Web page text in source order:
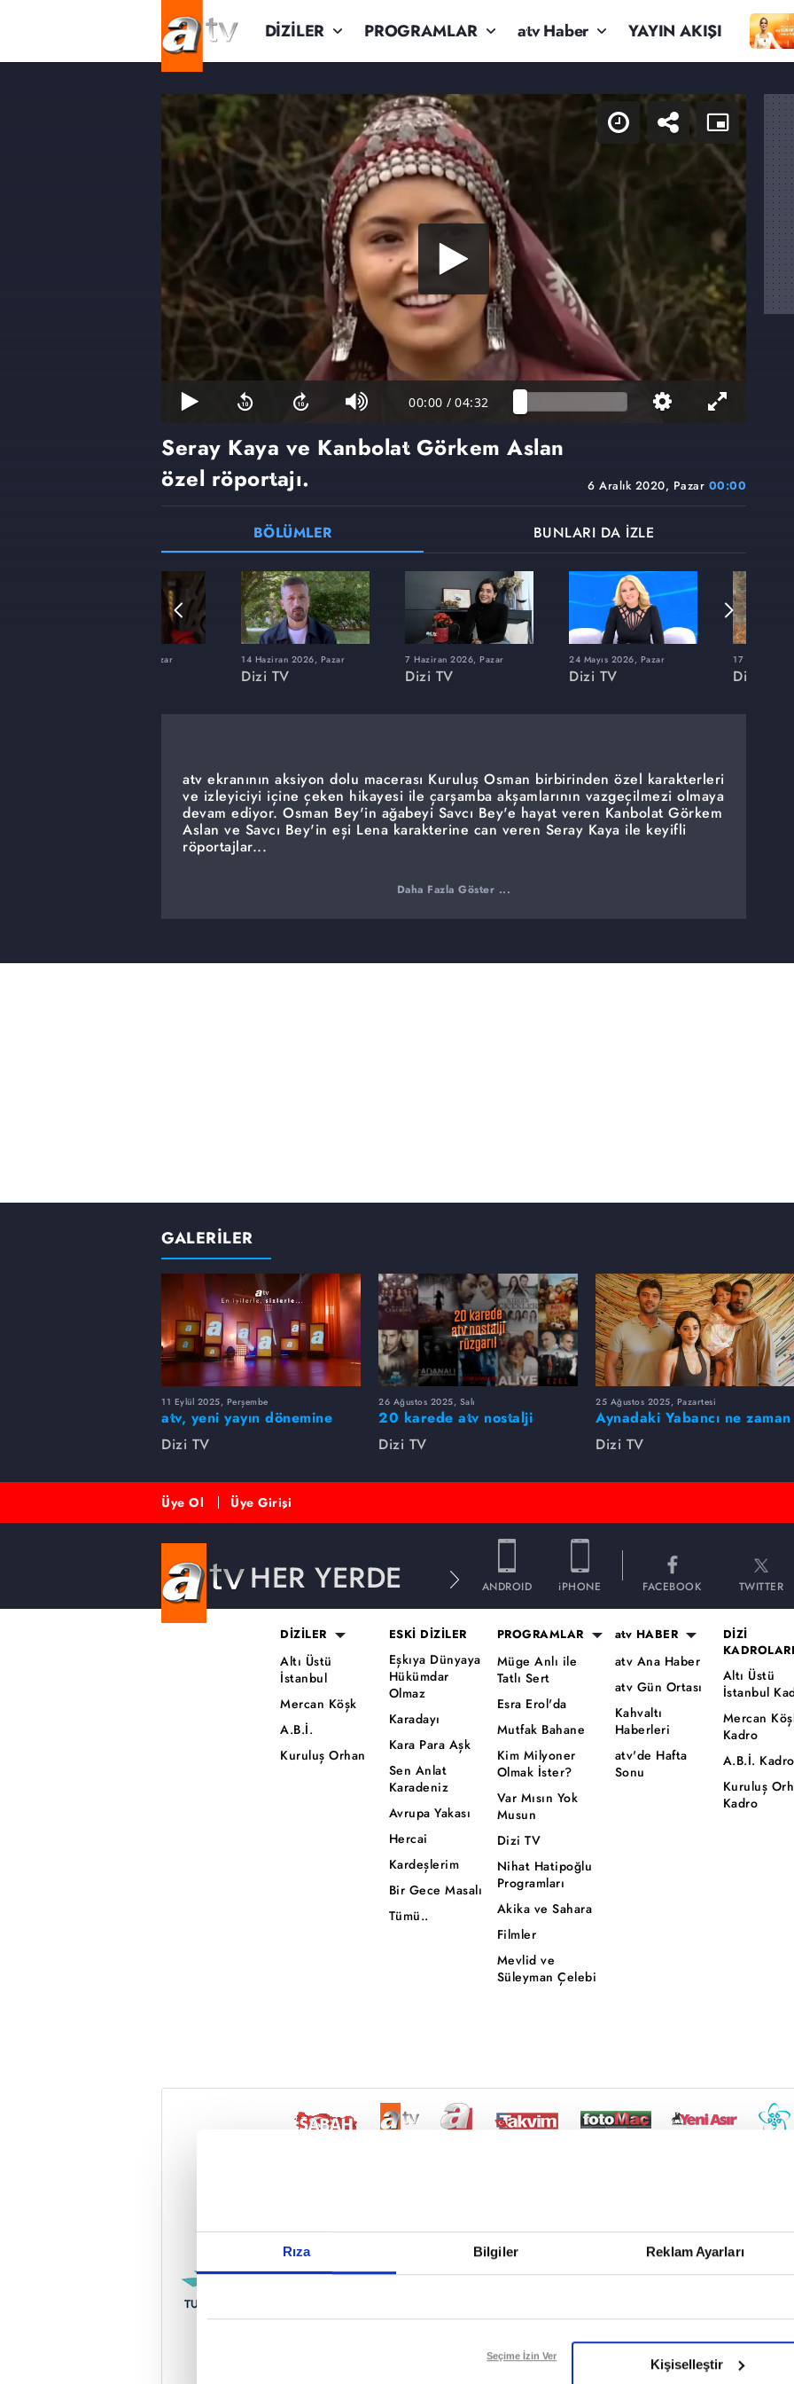
Rıza Bilgiler Reklam Ayarları
Reddet
Seçime İzin Ver
Kişiselleştir
DİZİLER PROGRAMLAR atv Haber YAYIN AKIŞI
00:00 / 04:32
6 Aralık 2020, Pazar 00:00
Seray Kaya ve Kanbolat Görkem Aslan
özel röportajı.
BÖLÜMLER BUNLARI DA İZLE
22 Şubat 2026, Pazar 14 Haziran 2026, Pazar
Dizi TV
7 Haziran 2026, Pazar
Dizi TV
24 Mayıs 2026, Pazar
Dizi TV
17 Mayıs
Dizi TV
atv ekranının aksiyon dolu macerası Kuruluş Osman birbirinden özel karakterleri
ve izleyiciyi içine çeken hikayesi ile çarşamba akşamlarının vazgeçilmezi olmaya
devam ediyor. Osman Bey'in ağabeyi Savcı Bey'e hayat veren Kanbolat Görkem
Aslan ve Savcı Bey'in eşi Lena karakterine can veren Seray Kaya ile keyifli
röportajlar...
Daha Fazla Göster ...
GALERİLER
11 Eylül 2025, Perşembe
atv, yeni yayın dönemine
merhaba dedi!
Dizi TV
26 Ağustos 2025, Salı
20 karede atv nostalji
rüzgarı!
Dizi TV
25 Ağustos 2025, Pazartesi
Aynadaki Yabancı ne zaman
başlayacak?
Dizi TV
Üye Ol Üye Girişi
HER YERDE ANDROID iPHONE FACEBOOK TWITTER
DİZİLER
Altı Üstü
İstanbul
Mercan Köşk
A.B.İ.
Kuruluş Orhan
ESKİ DİZİLER
Eşkıya Dünyaya
Hükümdar
Olmaz
Karadayı
Kara Para Aşk
Sen Anlat
Karadeniz
Avrupa Yakası
Hercai
Kardeşlerim
Bir Gece Masalı
Tümü..
PROGRAMLAR
Müge Anlı ile
Tatlı Sert
Esra Erol'da
Mutfak Bahane
Kim Milyoner
Olmak İster?
Var Mısın Yok
Musun
Dizi TV
Nihat Hatipoğlu
Programları
Akika ve Sahara
Filmler
Mevlid ve
Süleyman Çelebi
atv HABER
atv Ana Haber
atv Gün Ortası
Kahvaltı
Haberleri
atv'de Hafta
Sonu
DİZİ
KADROLARI
Altı Üstü
İstanbul
Mercan
Kadro
A.B.İ. Kadro
Kuruluş
Kadro